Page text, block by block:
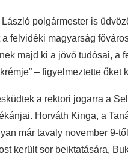
polgármester is
felvidéki magyarság
majd ki a jövő tudósai, a
– figyelmeztette őket
a rektori jogarra a
Horváth Kinga, a
már tavaly november 9-
került sor beiktatására,